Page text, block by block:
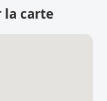
carte